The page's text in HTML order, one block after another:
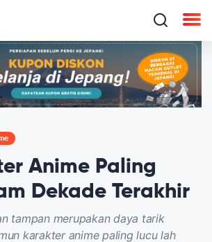
Anime Paling
Dekade Terakhir
tampan merupakan daya tarik
karakter anime paling lucu lah